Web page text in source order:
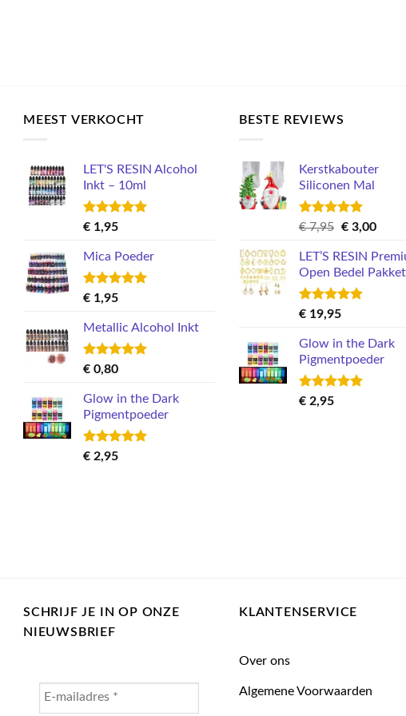
MEEST VERKOCHT
LET'S RESIN Alcohol
Inkt – 10ml
Gewaardeerd
€ 1,95
Mica Poeder
Gewaardeerd
€ 1,95
Metallic Alcohol Inkt
Gewaardeerd
€ 0,80
Glow in the Dark
Pigmentpoeder
Gewaardeerd
€ 2,95
BESTE REVIEWS
Kerstkabouter
Siliconen Mal
Gewaardeerd
€7,95
was:
€ 7,95.
€3,00
is:
€
LET’S RESIN
Open Bedel Pakket
Gewaardeerd
€ 19,95
Glow in the Dark
Pigmentpoeder
Gewaardeerd
€ 2,95
SCHRIJF JE IN OP ONZE
NIEUWSBRIEF
KLANTENSERVICE
Over ons
Algemene Voorwaarden